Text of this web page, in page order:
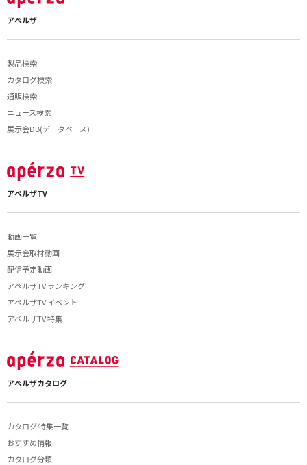
アペルザ
製品検索
カタログ検索
通販検索
ニュース検索
展示会DB(データベース)
アペルザTV
動画一覧
展示会取材動画
配信予定動画
アペルザTV ランキング
アペルザTV イベント
アペルザTV 特集
アペルザカタログ
カタログ 特集一覧
おすすめ情報
カタログ分類